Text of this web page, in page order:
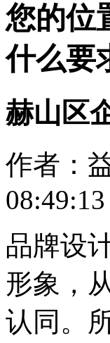
您的位
什么要
赫山区
作者：
08:49:13
品牌设
形象，
认同。